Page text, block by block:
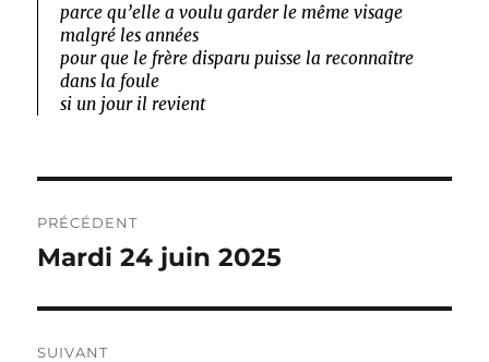
parce qu’elle a voulu garder le même visage
malgré les années
pour que le frère disparu puisse la reconnaître
dans la foule
si un jour il revient
de
PRÉCÉDENT
Publication
Mardi 24 juin 2025
SUIVANT